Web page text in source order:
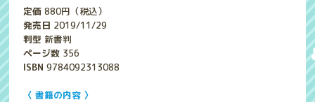
定価880円（税込）
発売日 2019/11/29
判型 新書判
ページ数 356
ISBN9784092313088
〈 書籍の内容 〉